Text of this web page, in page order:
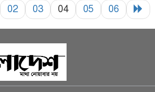
02 03 04 05 06